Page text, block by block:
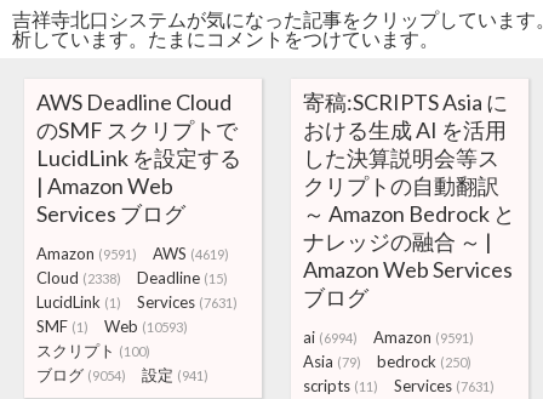
吉祥寺北口システムが気になった記事をクリップしていま
析しています。たまにコメントをつけています。
AWS Deadline Cloud
のSMF スクリプトで
LucidLink を設定する
| Amazon Web
Services ブログ
Amazon (9591) AWS (4619)
Cloud (2338) Deadline (15)
LucidLink (1) Services (7631)
SMF (1) Web (10593)
スクリプト (100)
ブログ (9054) 設定 (941)
寄稿:SCRIPTS Asia に
おける生成 AI を活用
した決算説明会等ス
クリプトの自動翻訳
～ Amazon Bedrock と
ナレッジの融合 ～ |
Amazon Web Services
ブログ
ai (6994) Amazon (9591)
Asia (79) bedrock (250)
scripts (11) Services (7631)